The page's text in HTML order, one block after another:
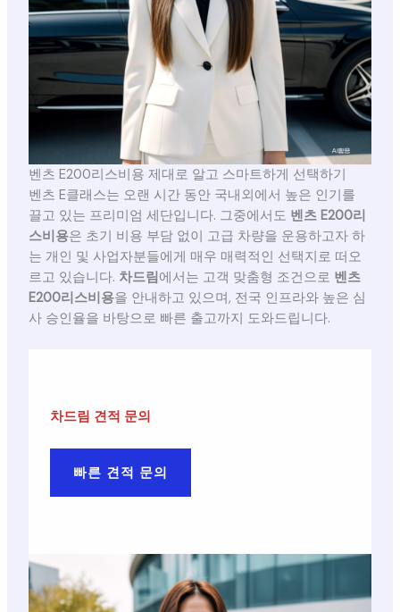
벤츠 E200리스비용 제대로 알고 스마트하게 선택하기
벤츠 E클래스는 오랜 시간 동안 국내외에서 높은 인기를
끌고 있는 프리미엄 세단입니다. 그중에서도 벤츠 E200리
스비용은 초기 비용 부담 없이 고급 차량을 운용하고자 하
는 개인 및 사업자분들에게 매우 매력적인 선택지로 떠오
르고 있습니다. 차드림 에서는 고객 맞춤형 조건으로 벤츠
E200리스비용을 안내하고 있으며, 전국 인프라와 높은 심
사 승인율을 바탕으로 빠른 출고까지 도와드립니다.
차드림 견적 문의
빠른 견적 문의